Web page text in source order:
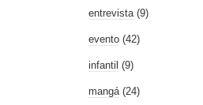
entrevista (9)
evento (42)
infantil (9)
mangá (24)